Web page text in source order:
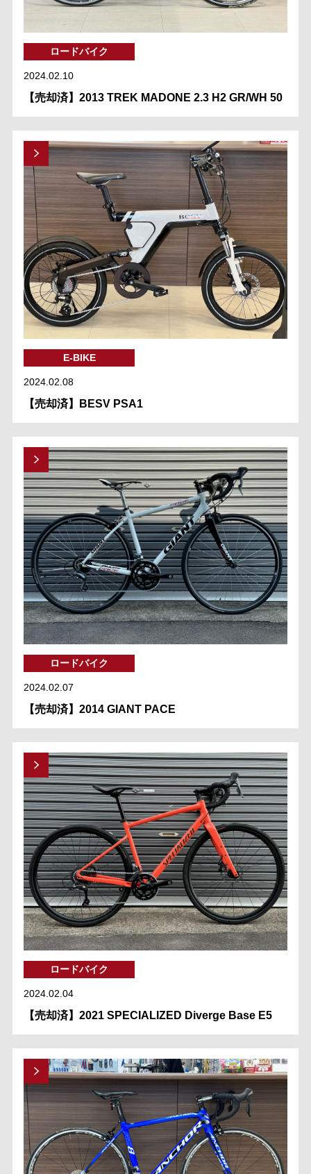
ロードバイク
2024.02.10
【売却済】2013 TREK MADONE 2.3 H2 GR/WH 50
E-BIKE
2024.02.08
【売却済】BESV PSA1
ロードバイク
2024.02.07
【売却済】2014 GIANT PACE
ロードバイク
2024.02.04
【売却済】2021 SPECIALIZED Diverge Base E5